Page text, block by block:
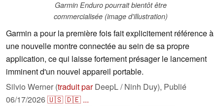
Garmin Enduro pourrait bientôt être
commercialisée (image d'illustration)
Garmin a pour la première fois fait explicitement référence à
une nouvelle montre connectée au sein de sa propre
application, ce qui laisse fortement présager le lancement
imminent d'un nouvel appareil portable.
Silvio Werner (traduit parDeepL / Ninh Duy), Publié
06/17/2026🇺🇸🇩🇪 ...